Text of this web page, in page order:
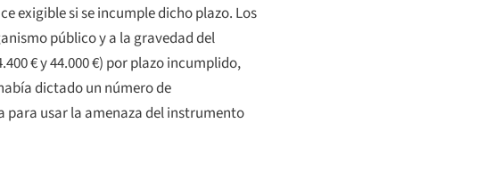
exigible si se incumple dicho plazo. Los
público y a la gravedad del
€ y 44.000 €) por plazo incumplido,
dictado un número de
usar la amenaza del instrumento